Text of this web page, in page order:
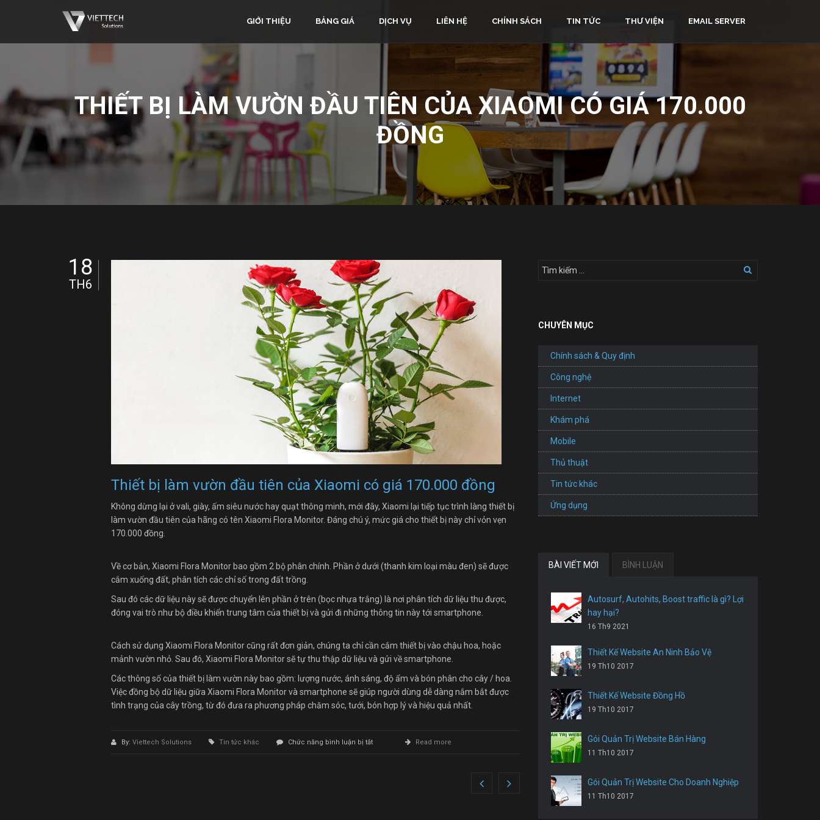
GIỚI THIỆU BẢNG GIÁ DỊCH VỤ LIÊN HỆ CHÍNH SÁCH TIN TỨC THƯ VIỆN EMAIL SERVER
THIẾT BỊ LÀM VƯỜN ĐẦU TIÊN CỦA XIAOMI CÓ GIÁ 170.000
ĐỒNG
Thiết bị làm vườn đầu tiên của Xiaomi có giá 170.000 đồng
18
TH6
Không dừng lại ở vali, giày, ấm siêu nước hay quạt thông minh, mới đây, Xiaomi lại tiếp tục trình làng thiết bị
làm vườn đầu tiên của hãng có tên Xiaomi Flora Monitor. Đáng chú ý, mức giá cho thiết bị này chỉ vỏn vẹn
170.000 đồng.
Về cơ bản, Xiaomi Flora Monitor bao gồm 2 bộ phân chính. Phần ở dưới (thanh kim loại màu đen) sẽ được
cắm xuống đất, phân tích các chỉ số trong đất trồng.
Sau đó các dữ liệu này sẽ được chuyển lên phần ở trên (bọc nhựa trắng) là nơi phân tích dữ liệu thu được,
đóng vai trò như bộ điều khiển trung tâm của thiết bị và gửi đi những thông tin này tới smartphone.
Cách sử dụng Xiaomi Flora Monitor cũng rất đơn giản, chúng ta chỉ cần cắm thiết bị vào chậu hoa, hoặc
mảnh vườn nhỏ. Sau đó, Xiaomi Flora Monitor sẽ tự thu thập dữ liệu và gửi về smartphone.
Các thông số của thiết bị làm vườn này bao gồm: lượng nước, ánh sáng, độ ẩm và bón phân cho cây / hoa.
Việc đồng bộ dữ liệu giữa Xiaomi Flora Monitor và smartphone sẽ giúp người dùng dễ dàng nắm bắt được
tình trạng của cây trồng, từ đó đưa ra phương pháp chăm sóc, tưới, bón hợp lý và hiệu quả nhất.
By: Viettech Solutions Tin tức khác Chức năng bình luận bị tắtở
Read more
CHUYÊN MỤC
Chính sách & Quy định
Công nghệ
Internet
Khám phá
Mobile
Thủ thuật
Tin tức khác
Ứng dụng
BÀI VIẾT MỚI BÌNH LUẬN
Autosurf, Autohits, Boost traffic là gì? Lợi
hay hại?
16 Th9 2021
Thiết Kế Website An Ninh Bảo Vệ
19 Th10 2017
Thiết Kế Website Đồng Hồ
19 Th10 2017
Gói Quản Trị Website Bán Hàng
11 Th10 2017
Gói Quản Trị Website Cho Doanh Nghiệp
11 Th10 2017